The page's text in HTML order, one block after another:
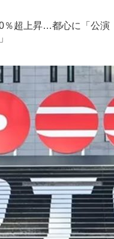
％超上昇…都心に「公演